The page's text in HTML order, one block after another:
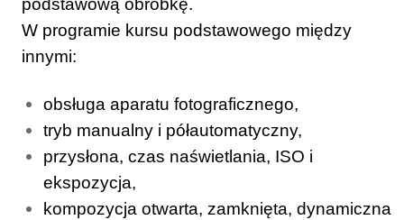
podstawową obróbkę.
W programie kursu podstawowego między
innymi:
obsługa aparatu fotograficznego,
tryb manualny i półautomatyczny,
przysłona, czas naświetlania, ISO i
ekspozycja,
kompozycja otwarta, zamknięta, dynamiczna